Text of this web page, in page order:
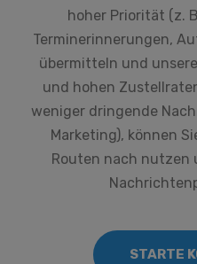
hoher Priorität (z.
Terminerinnerungen,
übermitteln und
und hohen
weniger dringende
Marketing), können
Routen nach nutzen
STARTE